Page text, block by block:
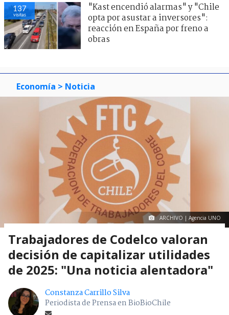
137
visitas
"Kast encendió alarmas" y "Chile
opta por asustar a inversores":
reacción en España por freno a
obras
Economía > Noticia
ARCHIVO | Agencia UNO
Trabajadores de Codelco valoran
decisión de capitalizar utilidades
de 2025: "Una noticia alentadora"
Constanza Carrillo Silva
Periodista de Prensa en BioBioChile